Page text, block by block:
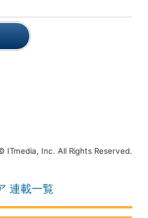
きるビジネスチャット
ウド型テレビ会議サービ
、高音質、高画質なテレ
す（関連記事）
ITmedia, Inc. All Rights Reserved.
連載一覧